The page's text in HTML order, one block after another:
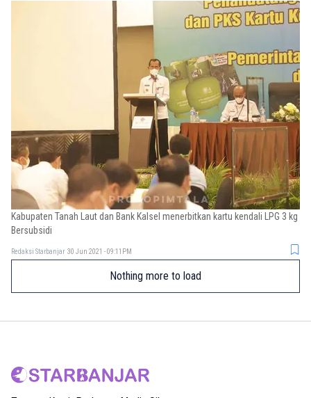
Kabupaten Tanah Laut dan Bank Kalsel menerbitkan kartu kendali LPG 3 kg
Bersubsidi
Redaksi Starbanjar 30 Jun 2021 - 09:11PM
Nothing more to load